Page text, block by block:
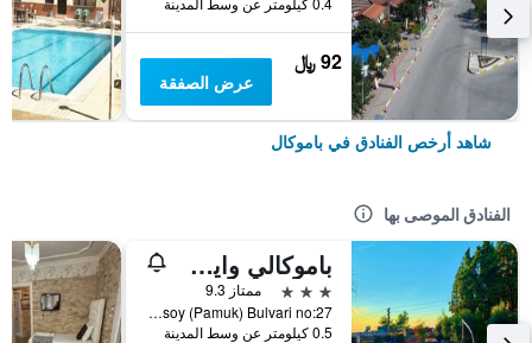
92 ﷼
عرض الصفقة
شاهد أرخص الفنادق في باموكال
الفنادق الموصى بها
باموكالي وايت هيفين سويت هوتل
3 نجوم
ممتاز 9.3
Pamukkale Mahallesi Mehmet Akif Ersoy (Pamuk) Bulvari no:27, باموكال, تركيا
0.5 كيلومتر عن وسط المدينة